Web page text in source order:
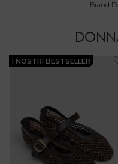
Brand
I NOSTRI BESTSELLER